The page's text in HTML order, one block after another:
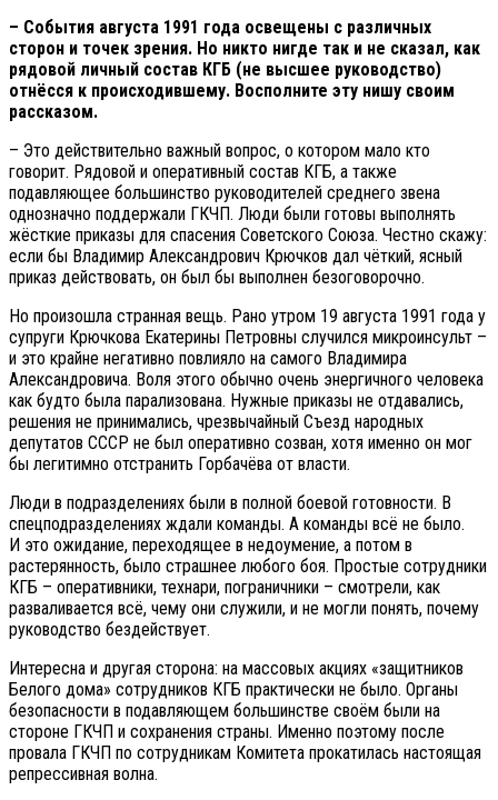
– События августа 1991 года освещены с различных
сторон и точек зрения. Но никто нигде так и не сказал, как
рядовой личный состав КГБ (не высшее руководство)
отнёсся к происходившему. Восполните эту нишу своим
рассказом.
– Это действительно важный вопрос, о котором мало кто
говорит. Рядовой и оперативный состав КГБ, а также
подавляющее большинство руководителей среднего звена
однозначно поддержали ГКЧП. Люди были готовы выполнять
жёсткие приказы для спасения Советского Союза. Честно скажу:
если бы Владимир Александрович Крючков дал чёткий, ясный
приказ действовать, он был бы выполнен безоговорочно.
Но произошла странная вещь. Рано утром 19 августа 1991 года у
супруги Крючкова Екатерины Петровны случился микроинсульт –
и это крайне негативно повлияло на самого Владимира
Александровича. Воля этого обычно очень энергичного человека
как будто была парализована. Нужные приказы не отдавались,
решения не принимались, чрезвычайный Съезд народных
депутатов СССР не был оперативно созван, хотя именно он мог
бы легитимно отстранить Горбачёва от власти.
Люди в подразделениях были в полной боевой готовности. В
спецподразделениях ждали команды. А команды всё не было.
И это ожидание, переходящее в недоумение, а потом в
растерянность, было страшнее любого боя. Простые сотрудники
КГБ – оперативники, технари, пограничники – смотрели, как
разваливается всё, чему они служили, и не могли понять, почему
руководство бездействует.
Интересна и другая сторона: на массовых акциях «защитников
Белого дома» сотрудников КГБ практически не было. Органы
безопасности в подавляющем большинстве своём были на
стороне ГКЧП и сохранения страны. Именно поэтому после
провала ГКЧП по сотрудникам Комитета прокатилась настоящая
репрессивная волна.